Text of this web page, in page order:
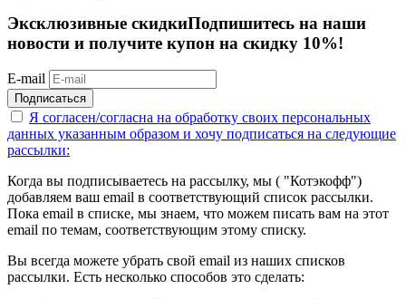
Эксклюзивные скидкиПодпишитесь на наши
новости и получите купон на скидку 10%!
E-mail
Подписаться
Я согласен/согласна на обработку своих персональных
данных указанным образом и хочу подписаться на следующие
рассылки:
Когда вы подписываетесь на рассылку, мы ( "Котэкофф")
добавляем ваш email в соответствующий список рассылки.
Пока email в списке, мы знаем, что можем писать вам на этот
email по темам, соответствующим этому списку.
Вы всегда можете убрать свой email из наших списков
рассылки. Есть несколько способов это сделать: